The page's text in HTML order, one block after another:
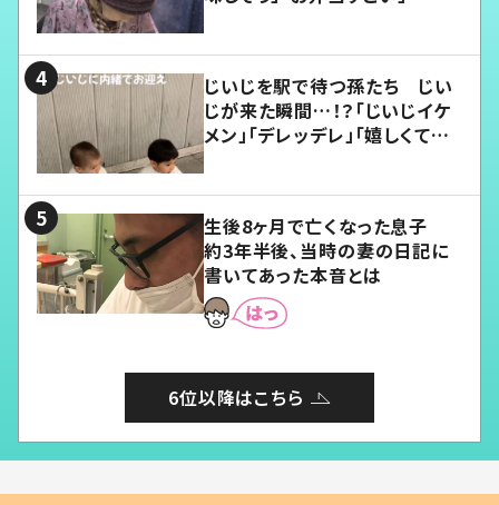
じいじを駅で待つ孫たち じい
じが来た瞬間…！？「じいじイケ
メン」「デレッデレ」「嬉しくて可
生後8ヶ月で亡くなった息子
約3年半後、当時の妻の日記に
書いてあった本音とは
6位以降はこちら